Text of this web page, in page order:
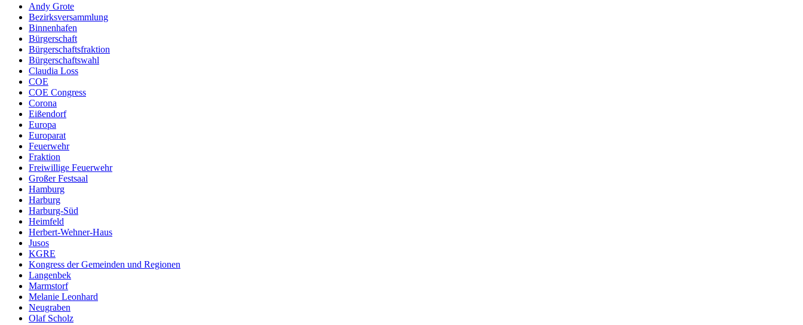
Andy Grote
Bezirksversammlung
Binnenhafen
Bürgerschaft
Bürgerschaftsfraktion
Bürgerschaftswahl
Claudia Loss
COE
COE Congress
Corona
Eißendorf
Europa
Europarat
Feuerwehr
Fraktion
Freiwillige Feuerwehr
Großer Festsaal
Hamburg
Harburg
Harburg-Süd
Heimfeld
Herbert-Wehner-Haus
Jusos
KGRE
Kongress der Gemeinden und Regionen
Langenbek
Marmstorf
Melanie Leonhard
Neugraben
Olaf Scholz